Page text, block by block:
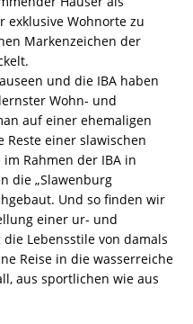
exklusive Wohnorte zu
Markenzeichen der
und die IBA haben
Wohn- und
auf einer ehemaligen
Reste einer slawischen
Rahmen der IBA in
die „Slawenburg
Und so finden wir
einer ur- und
Lebensstile von damals
Reise in die wasserreiche
aus sportlichen wie aus